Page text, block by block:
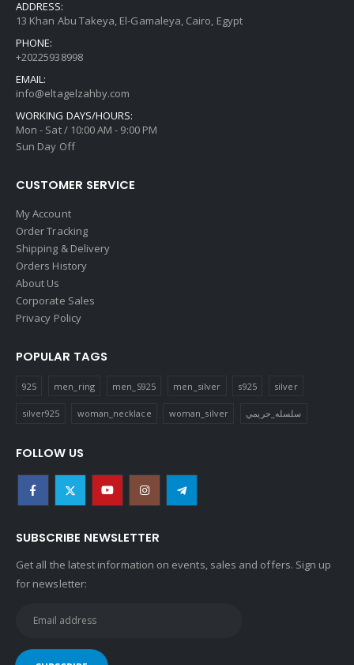
CUSTOMER SERVICE
My Account
Shipping & Delivery
Orders History
About Us
Corporate Sales
Privacy Policy
POPULAR TAGS
925 men_ring
silver925 woman_necklace
FOLLOW US
for newsletter:
Copyright © 2022 Golden Crown ® Egypt . All rights reserved